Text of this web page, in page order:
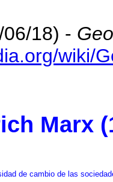
18) -
wiki/
Marx
de cambio de las